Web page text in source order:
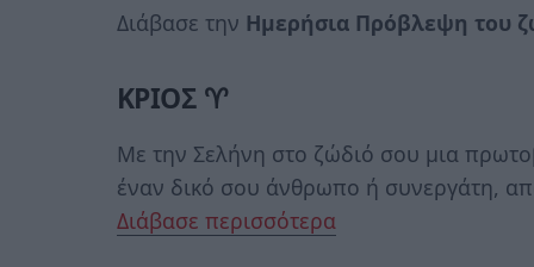
Διάβασε την Ημερήσια Πρόβλεψη του
ΚΡΙΟΣ ♈
Με την Σελήνη στο ζώδιό σου μια
έναν δικό σου άνθρωπο ή συνεργάτη,
Διάβασε περισσότερα